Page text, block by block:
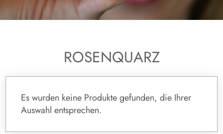
ROSENQUARZ
Es wurden keine Produkte gefunden, die Ihrer
Auswahl entsprechen.